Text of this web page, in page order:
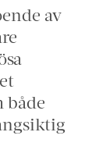
av
både